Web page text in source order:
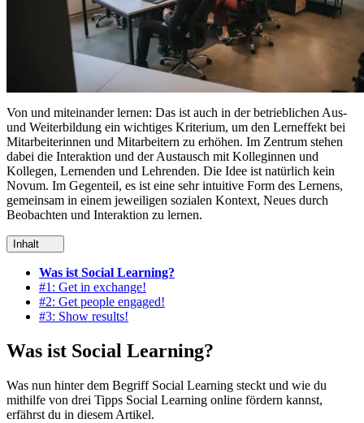
Von und miteinander lernen: Das ist auch in der betrieblichen Aus-
und Weiterbildung ein wichtiges Kriterium, um den Lerneffekt bei
Mitarbeiterinnen und Mitarbeitern zu erhöhen. Im Zentrum stehen
dabei die Interaktion und der Austausch mit Kolleginnen und
Kollegen, Lernenden und Lehrenden. Die Idee ist natürlich kein
Novum. Im Gegenteil, es ist eine sehr intuitive Form des Lernens,
gemeinsam in einem jeweiligen sozialen Kontext, Neues durch
Beobachten und Interaktion zu lernen.
Inhalt
Was ist Social Learning?
#1: Get in exchange!
#2: Get people engaged!
#3: Show results!
Was ist Social Learning?
Was nun hinter dem Begriff Social Learning steckt und wie du
mithilfe von drei Tipps Social Learning online fördern kannst,
erfährst du in diesem Artikel.